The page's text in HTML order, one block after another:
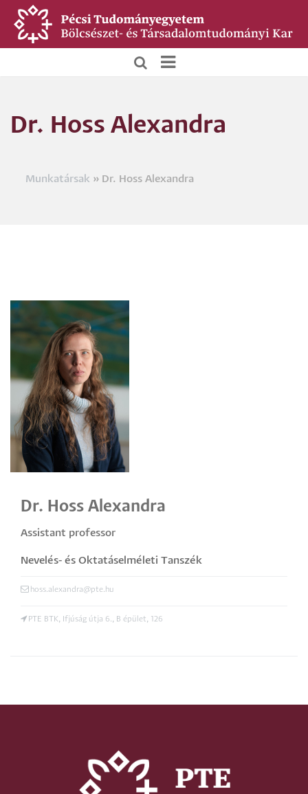
Ugrás
tartalomra
Főoldali
Dr. Hoss Alexandra
Munkatársak Dr. Hoss Alexandra
Dr. Hoss Alexandra
Assistant professor
Nevelés- és Oktatáselméleti Tanszék
hoss.alexandra@pte.hu
PTE BTK, Ifjúság útja 6., B épület, 126